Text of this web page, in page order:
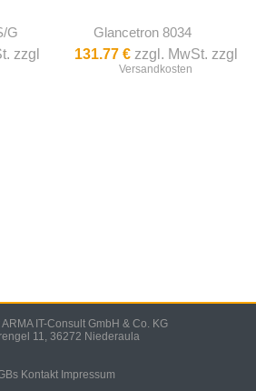
G
zzgl
Glancetron 8034
131.77 €zzgl. MwSt. zzgl
Versandkosten
IT-Consult GmbH & Co. KG
11, 36272 Niederaula
Kontakt Impressum